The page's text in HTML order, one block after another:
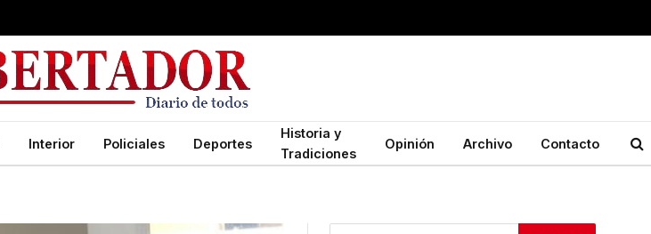
Interior Policiales Deportes
Historia y
Tradiciones
Opinión Archivo Contacto